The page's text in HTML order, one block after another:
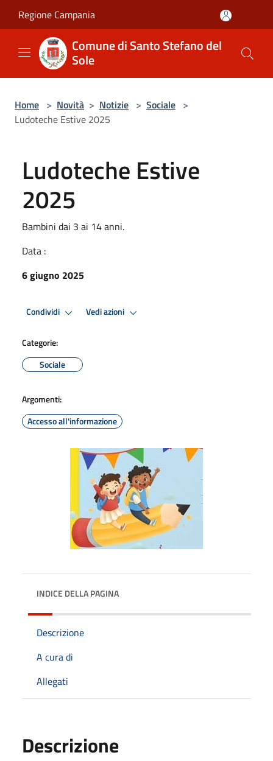
Regione Campania
Comune di Santo Stefano del
Sole
Home > Novità > Notizie > Sociale >
Ludoteche Estive 2025
Ludoteche Estive
2025
Bambini dai 3 ai 14 anni.
Data :
6 giugno 2025
Condividi Vedi azioni
Categorie:
Sociale
Argomenti:
Accesso all'informazione
INDICE DELLA PAGINA
Descrizione
A cura di
Allegati
Descrizione